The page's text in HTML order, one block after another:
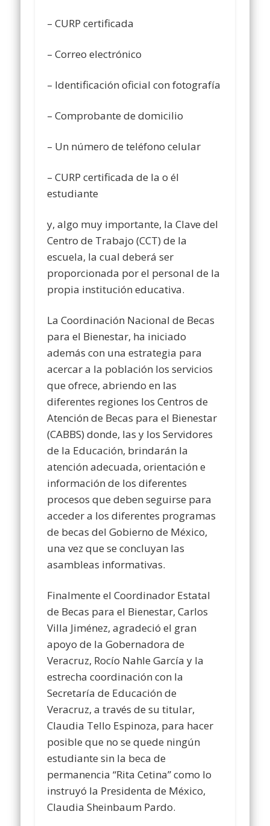
– CURP certificada
– Correo electrónico
– Identificación oficial con fotografía
– Comprobante de domicilio
– Un número de teléfono celular
– CURP certificada de la o él
estudiante
y, algo muy importante, la Clave del
Centro de Trabajo (CCT) de la
escuela, la cual deberá ser
proporcionada por el personal de la
propia institución educativa.
La Coordinación Nacional de Becas
para el Bienestar, ha iniciado
además con una estrategia para
acercar a la población los servicios
que ofrece, abriendo en las
diferentes regiones los Centros de
Atención de Becas para el Bienestar
(CABBS) donde, las y los Servidores
de la Educación, brindarán la
atención adecuada, orientación e
información de los diferentes
procesos que deben seguirse para
acceder a los diferentes programas
de becas del Gobierno de México,
una vez que se concluyan las
asambleas informativas.
Finalmente el Coordinador Estatal
de Becas para el Bienestar, Carlos
Villa Jiménez, agradeció el gran
apoyo de la Gobernadora de
Veracruz, Rocío Nahle García y la
estrecha coordinación con la
Secretaría de Educación de
Veracruz, a través de su titular,
Claudia Tello Espinoza, para hacer
posible que no se quede ningún
estudiante sin la beca de
permanencia “Rita Cetina” como lo
instruyó la Presidenta de México,
Claudia Sheinbaum Pardo.